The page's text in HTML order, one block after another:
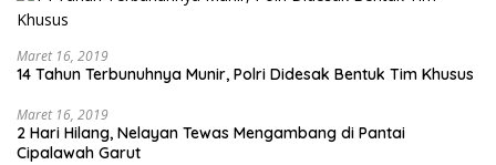
Maret 16, 2019
14 Tahun Terbunuhnya Munir, Polri Didesak Bentuk Tim Khusus
Maret 16, 2019
2 Hari Hilang, Nelayan Tewas Mengambang di Pantai
Cipalawah Garut